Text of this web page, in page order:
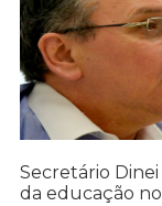
Secretário
da educação